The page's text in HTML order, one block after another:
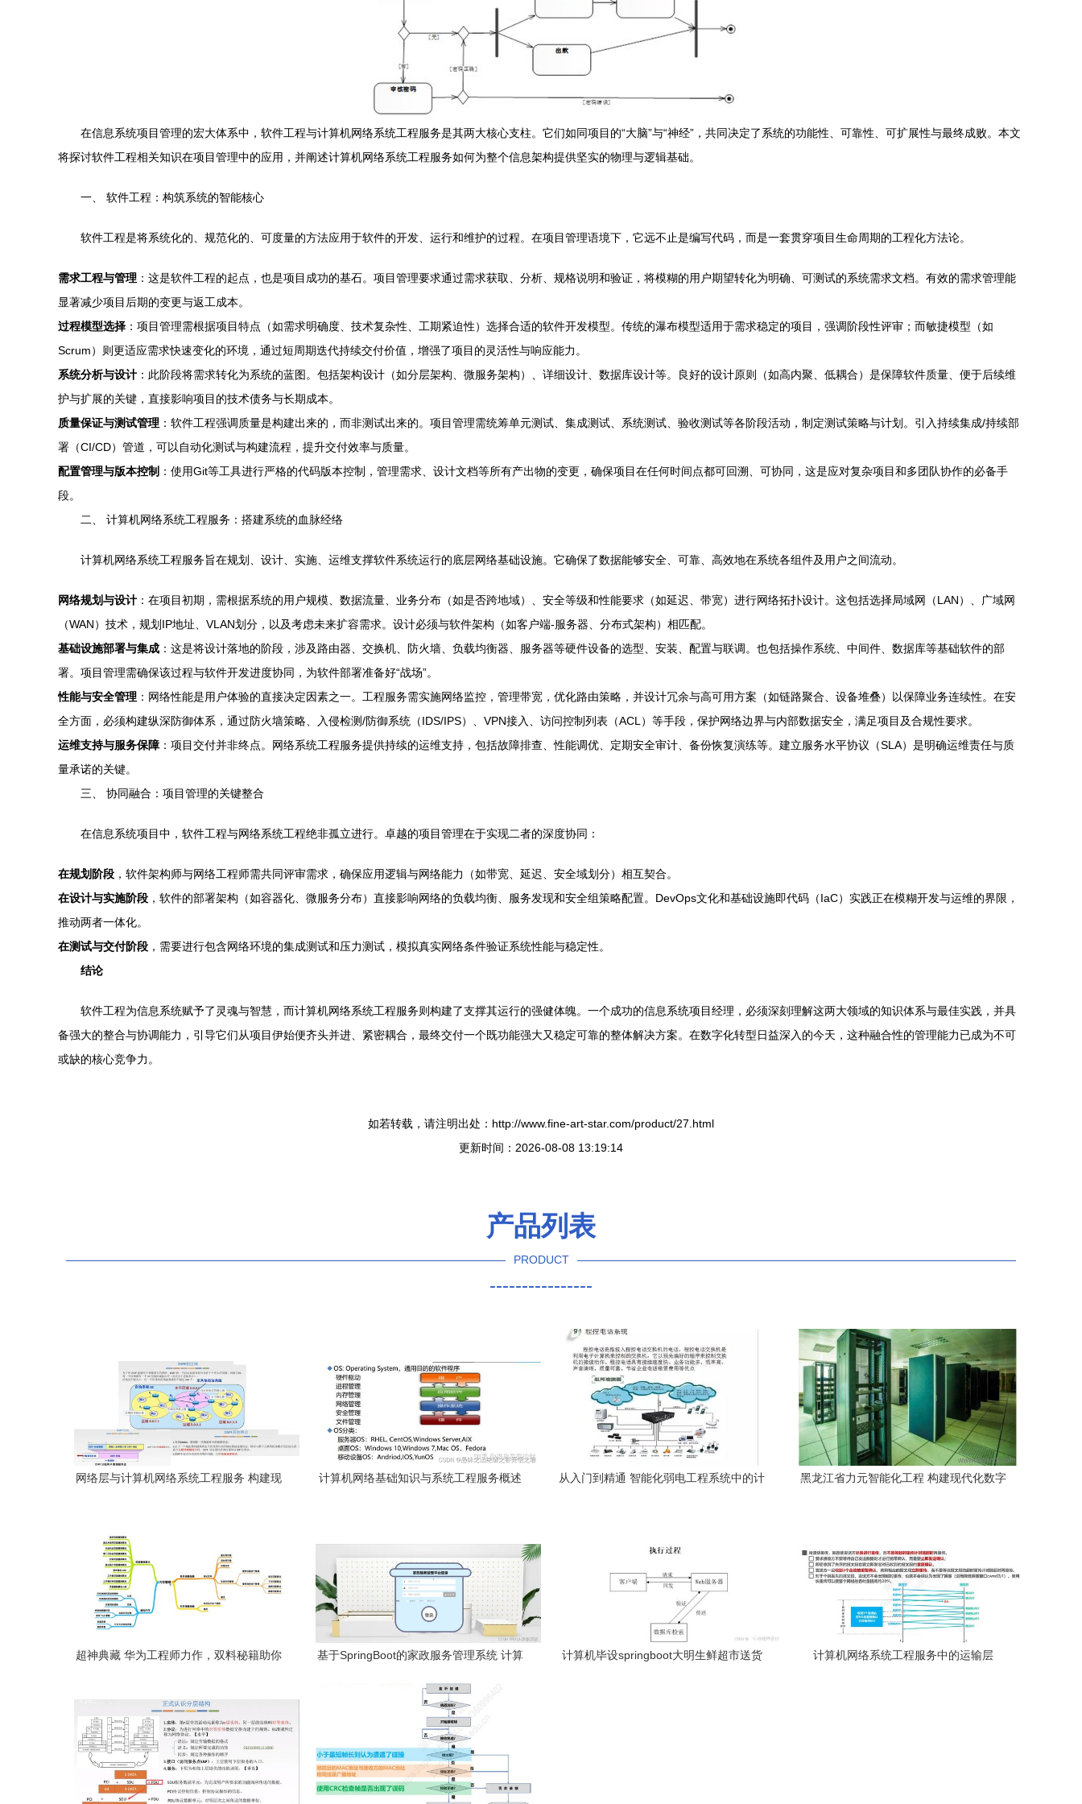
在信息系统项目管理的宏大体系中，软件工程与计算机网络系统工程服务是其两大核心支柱。它们如同项目的“大脑”与“神经”，共同决定了系统的功能性、可靠性、可扩展性与最终成败。本文
将探讨软件工程相关知识在项目管理中的应用，并阐述计算机网络系统工程服务如何为整个信息架构提供坚实的物理与逻辑基础。
一、 软件工程：构筑系统的智能核心
软件工程是将系统化的、规范化的、可度量的方法应用于软件的开发、运行和维护的过程。在项目管理语境下，它远不止是编写代码，而是一套贯穿项目生命周期的工程化方法论。
需求工程与管理 ：这是软件工程的起点，也是项目成功的基石。项目管理要求通过需求获取、分析、规格说明和验证，将模糊的用户期望转化为明确、可测试的系统需求文档。有效的需求管理能
显著减少项目后期的变更与返工成本。
过程模型选择 ：项目管理需根据项目特点（如需求明确度、技术复杂性、工期紧迫性）选择合适的软件开发模型。传统的瀑布模型适用于需求稳定的项目，强调阶段性评审；而敏捷模型（如
Scrum）则更适应需求快速变化的环境，通过短周期迭代持续交付价值，增强了项目的灵活性与响应能力。
系统分析与设计 ：此阶段将需求转化为系统的蓝图。包括架构设计（如分层架构、微服务架构）、详细设计、数据库设计等。良好的设计原则（如高内聚、低耦合）是保障软件质量、便于后续维
护与扩展的关键，直接影响项目的技术债务与长期成本。
质量保证与测试管理 ：软件工程强调质量是构建出来的，而非测试出来的。项目管理需统筹单元测试、集成测试、系统测试、验收测试等各阶段活动，制定测试策略与计划。引入持续集成/持续部
署（CI/CD）管道，可以自动化测试与构建流程，提升交付效率与质量。
配置管理与版本控制 ：使用Git等工具进行严格的代码版本控制，管理需求、设计文档等所有产出物的变更，确保项目在任何时间点都可回溯、可协同，这是应对复杂项目和多团队协作的必备手
段。
二、 计算机网络系统工程服务：搭建系统的血脉经络
计算机网络系统工程服务旨在规划、设计、实施、运维支撑软件系统运行的底层网络基础设施。它确保了数据能够安全、可靠、高效地在系统各组件及用户之间流动。
网络规划与设计 ：在项目初期，需根据系统的用户规模、数据流量、业务分布（如是否跨地域）、安全等级和性能要求（如延迟、带宽）进行网络拓扑设计。这包括选择局域网（LAN）、广域网
（WAN）技术，规划IP地址、VLAN划分，以及考虑未来扩容需求。设计必须与软件架构（如客户端-服务器、分布式架构）相匹配。
基础设施部署与集成 ：这是将设计落地的阶段，涉及路由器、交换机、防火墙、负载均衡器、服务器等硬件设备的选型、安装、配置与联调。也包括操作系统、中间件、数据库等基础软件的部
署。项目管理需确保该过程与软件开发进度协同，为软件部署准备好“战场”。
性能与安全管理 ：网络性能是用户体验的直接决定因素之一。工程服务需实施网络监控，管理带宽，优化路由策略，并设计冗余与高可用方案（如链路聚合、设备堆叠）以保障业务连续性。在安
全方面，必须构建纵深防御体系，通过防火墙策略、入侵检测/防御系统（IDS/IPS）、VPN接入、访问控制列表（ACL）等手段，保护网络边界与内部数据安全，满足项目及合规性要求。
运维支持与服务保障 ：项目交付并非终点。网络系统工程服务提供持续的运维支持，包括故障排查、性能调优、定期安全审计、备份恢复演练等。建立服务水平协议（SLA）是明确运维责任与质
量承诺的关键。
三、 协同融合：项目管理的关键整合
在信息系统项目中，软件工程与网络系统工程绝非孤立进行。卓越的项目管理在于实现二者的深度协同：
在规划阶段 ，软件架构师与网络工程师需共同评审需求，确保应用逻辑与网络能力（如带宽、延迟、安全域划分）相互契合。
在设计与实施阶段 ，软件的部署架构（如容器化、微服务分布）直接影响网络的负载均衡、服务发现和安全组策略配置。DevOps文化和基础设施即代码（IaC）实践正在模糊开发与运维的界限，
推动两者一体化。
在测试与交付阶段 ，需要进行包含网络环境的集成测试和压力测试，模拟真实网络条件验证系统性能与稳定性。
结论
软件工程为信息系统赋予了灵魂与智慧，而计算机网络系统工程服务则构建了支撑其运行的强健体魄。一个成功的信息系统项目经理，必须深刻理解这两大领域的知识体系与最佳实践，并具
备强大的整合与协调能力，引导它们从项目伊始便齐头并进、紧密耦合，最终交付一个既功能强大又稳定可靠的整体解决方案。在数字化转型日益深入的今天，这种融合性的管理能力已成为不可
或缺的核心竞争力。
如若转载，请注明出处：http://www.fine-art-star.com/product/27.html
更新时间：2026-08-08 13:19:14
产品列表
PRODUCT
----------------
网络层与计算机网络系统工程服务 构建现
计算机网络基础知识与系统工程服务概述
从入门到精通 智能化弱电工程系统中的计
黑龙江省力元智能化工程 构建现代化数字
超神典藏 华为工程师力作，双料秘籍助你
基于SpringBoot的家政服务管理系统 计算
计算机毕设springboot大明生鲜超市送货
计算机网络系统工程服务中的运输层